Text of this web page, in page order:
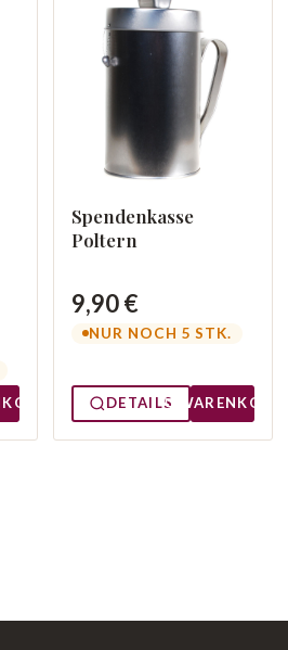
Spendenkasse
Poltern
9,90 €
NUR NOCH 5 STK.
DETAILS WARENKORB